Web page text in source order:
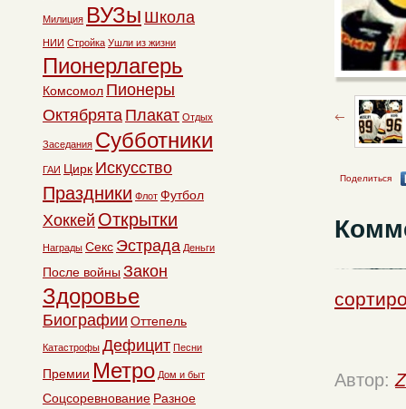
Поделиться
Автор:
Милиция ВУЗы Школа
НИИ Стройка Ушли из жизни
Пионерлагерь
Комсомол Пионеры
Октябрята Плакат Отдых
Заседания Субботники
ГАИ Цирк Искусство
Праздники Флот Футбол
Хоккей Открытки
Награды Секс Эстрада Деньги
После войны Закон
Здоровье
Биографии Оттепель
Катастрофы Дефицит Песни
Премии Метро Дом и быт
Соцсоревнование Разное